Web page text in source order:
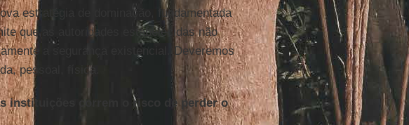
estratégia de dominação, fundamentada
que as autoridades estabelecidas não
a segurança existencial. Deveremos
pessoal, física.
instituições correm o risco de perder o